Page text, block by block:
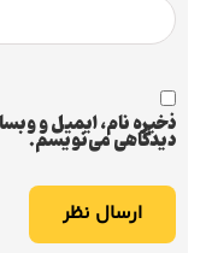
ذخیره نام، ایمیل و
دیدگاهی می‌نویسم.